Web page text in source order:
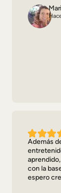
Además
con la
espero